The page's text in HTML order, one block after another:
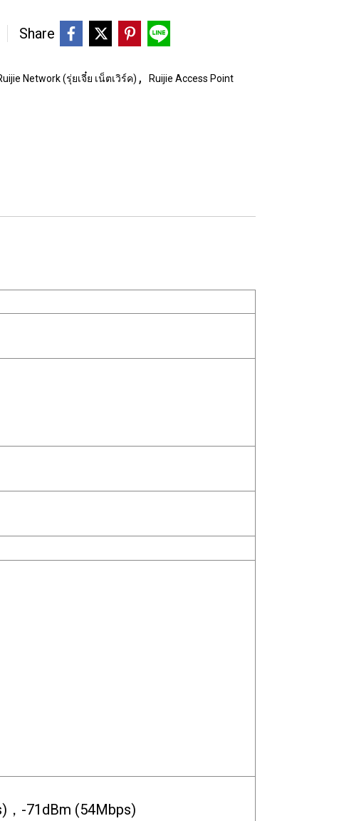
Share
Network (รุ่ยเจี๋ย เน็ตเวิร์ค) , Ruijie Access Point
，-71dBm (54Mbps)